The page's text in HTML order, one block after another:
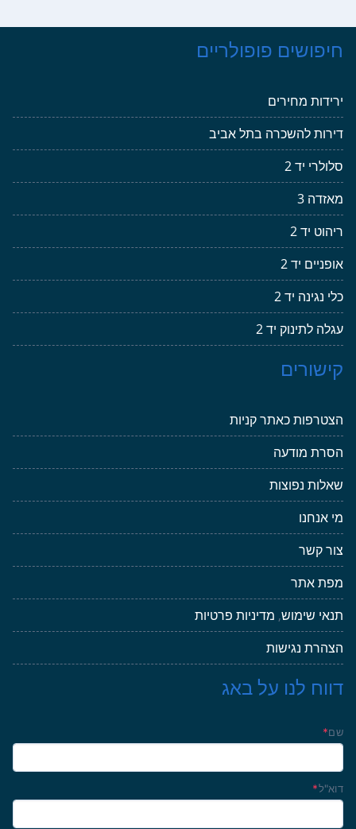
חיפושים פופולריים
ירידות מחירים
דירות להשכרה בתל אביב
סלולרי יד 2
מאזדה 3
ריהוט יד 2
אופניים יד 2
כלי נגינה יד 2
עגלה לתינוק יד 2
קישורים
הצטרפות כאתר קניות
הסרת מודעה
שאלות נפוצות
מי אנחנו
צור קשר
מפת אתר
תנאי שימוש, מדיניות פרטיות
הצהרת נגישות
דווח לנו על באג
שם*
דוא"ל*